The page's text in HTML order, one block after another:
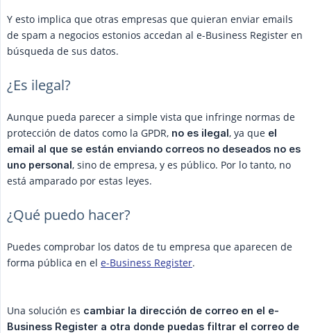
Y esto implica que otras empresas que quieran enviar emails
de spam a negocios estonios accedan al e-Business Register en
búsqueda de sus datos.
¿Es ilegal?
Aunque pueda parecer a simple vista que infringe normas de
protección de datos como la GPDR, no es ilegal, ya que el
email al que se están enviando correos no deseados no es
uno personal, sino de empresa, y es público. Por lo tanto, no
está amparado por estas leyes.
¿Qué puedo hacer?
Puedes comprobar los datos de tu empresa que aparecen de
forma pública en el e-Business Register.
Una solución es cambiar la dirección de correo en el e-
Business Register a otra donde puedas filtrar el correo de